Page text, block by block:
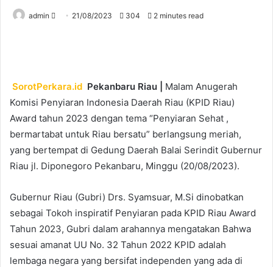
admin
Send 21/08/2023 304 2 minutes read
SorotPerkara.id Pekanbaru Riau | Malam Anugerah
Komisi Penyiaran Indonesia Daerah Riau (KPID Riau)
Award tahun 2023 dengan tema “Penyiaran Sehat ,
bermartabat untuk Riau bersatu” berlangsung meriah,
yang bertempat di Gedung Daerah Balai Serindit Gubernur
Riau jl. Diponegoro Pekanbaru, Minggu (20/08/2023).
Gubernur Riau (Gubri) Drs. Syamsuar, M.Si dinobatkan
sebagai Tokoh inspiratif Penyiaran pada KPID Riau Award
Tahun 2023, Gubri dalam arahannya mengatakan Bahwa
sesuai amanat UU No. 32 Tahun 2022 KPID adalah
lembaga negara yang bersifat independen yang ada di